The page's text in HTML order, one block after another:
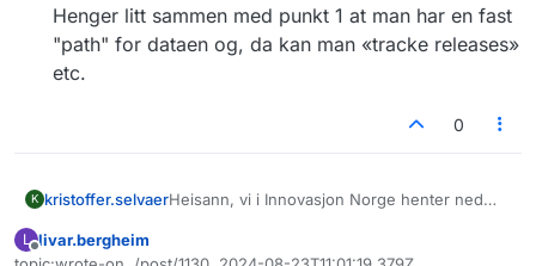
Henger litt sammen med punkt 1 at man har en fast
"path" for dataen og, da kan man «tracke releases»
etc.
0
K kristoffer.selvaerHeisann, vi i Innovasjon Norge henter ned
L
Frakoblet
livar.bergheim